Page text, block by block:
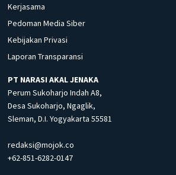
Kerjasama
Pedoman Media Siber
Kebijakan Privasi
Laporan Transparansi
PT NARASI AKAL JENAKA
Perum Sukoharjo Indah A8,
Desa Sukoharjo, Ngaglik,
Sleman, D.I. Yogyakarta 55581
redaksi@mojok.co
+62-851-6282-0147